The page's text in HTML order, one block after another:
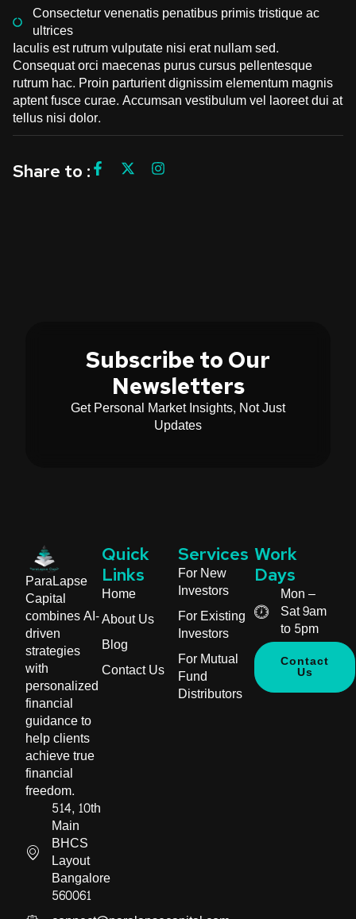
Consectetur venenatis penatibus primis tristique ac
ultrices
Iaculis est rutrum vulputate nisi erat nullam sed.
Consequat orci maecenas purus cursus pellentesque
rutrum hac. Proin parturient dignissim elementum magnis
aptent fusce curae. Accumsan vestibulum vel laoreet dui at
tellus nisi dolor.
Share to :
Subscribe to Our
Newsletters
Get Personal Market Insights, Not Just
Updates
ParaLapse
Capital
combines AI-
driven
strategies
with
personalized
financial
guidance to
help clients
achieve true
financial
freedom.
514, 10th
Main
BHCS
Layout
Bangalore
560061
Quick
Links
Home
About Us
Blog
Contact Us
Services
For New
Investors
For Existing
Investors
For Mutual
Fund
Distributors
Work
Days
Mon –
Sat 9am
to 5pm
Contact
Us